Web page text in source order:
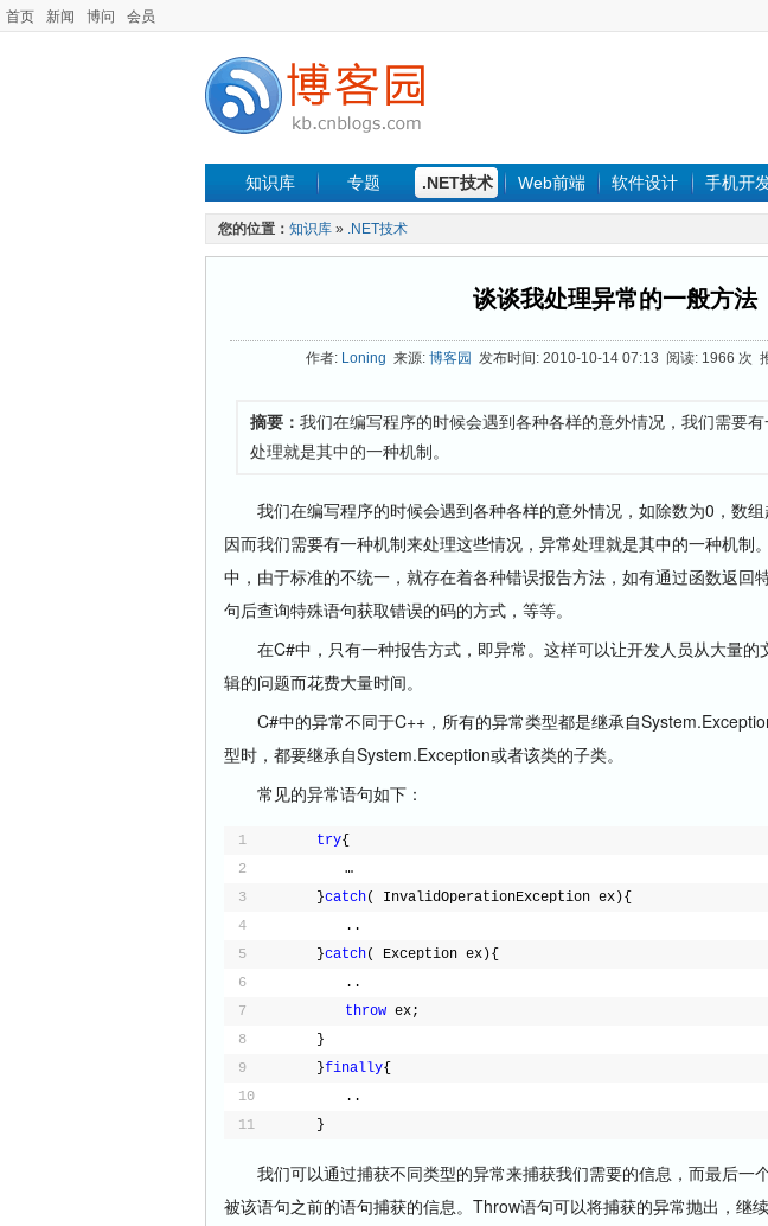
首页 新闻 博问 会员
知识库 专题 .NET技术 Web前端 软件设计 手机开
您的位置： 知识库 » .NET技术
谈谈我处理异常的一般方法
作者: Loning 来源: 博客园 发布时间: 2010-10-14 07:13 阅读: 1966 次
摘要： 我们在编写程序的时候会遇到各种各样的意外情况，我们需要
处理就是其中的一种机制。
我们在编写程序的时候会遇到各种各样的意外情况，如除数为0，数组
因而我们需要有一种机制来处理这些情况，异常处理就是其中的一种机制
中，由于标准的不统一，就存在着各种错误报告方法，如有通过函数返回
句后查询特殊语句获取错误的码的方式，等等。
在C#中，只有一种报告方式，即异常。这样可以让开发人员从大量的
辑的问题而花费大量时间。
C#中的异常不同于C++，所有的异常类型都是继承自
型时，都要继承自System.Exception或者该类的子类。
常见的异常语句如下：
1
2
3
4
5
6
7
8
9
10
11
try{
…
}catch( InvalidOperationException ex){
..
}catch( Exception ex){
..
throw ex;
}
}finally{
..
}
我们可以通过捕获不同类型的异常来捕获我们需要的信息，而最后一
被该语句之前的语句捕获的信息。Throw语句可以将捕获的异常抛出，继